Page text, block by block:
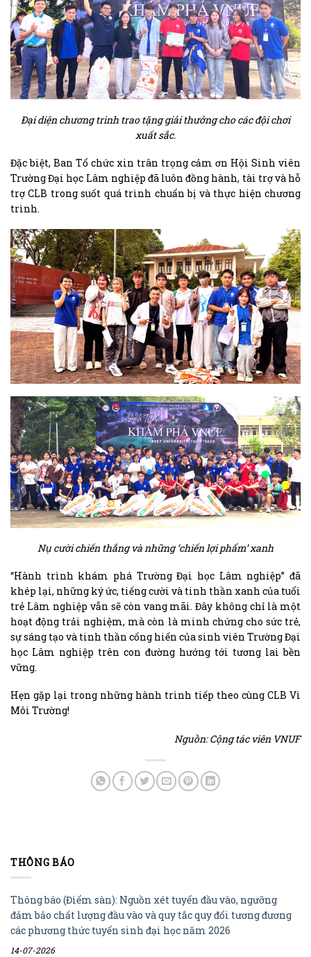
Đại diện chương trình trao tặng giải thưởng cho các đội chơi
xuất sắc.
Đặc biệt, Ban Tổ chức xin trân trọng cảm ơn Hội Sinh viên
Trường Đại học Lâm nghiệp đã luôn đồng hành, tài trợ và hỗ
trợ CLB trong suốt quá trình chuẩn bị và thực hiện chương
trình.
Nụ cười chiến thắng và những ‘chiến lợi phẩm’ xanh
“Hành trình khám phá Trường Đại học Lâm nghiệp” đã
khép lại, những ký ức, tiếng cười và tinh thần xanh của tuổi
trẻ Lâm nghiệp vẫn sẽ còn vang mãi. Đây không chỉ là một
hoạt động trải nghiệm, mà còn là minh chứng cho sức trẻ,
sự sáng tạo và tinh thần cống hiến của sinh viên Trường Đại
học Lâm nghiệp trên con đường hướng tới tương lai bền
vững.
Hẹn gặp lại trong những hành trình tiếp theo cùng CLB Vì
Môi Trường!
Nguồn: Cộng tác viên VNUF
THÔNG BÁO
Thông báo (Điểm sàn): Nguồn xét tuyển đầu vào, ngưỡng
đảm bảo chất lượng đầu vào và quy tắc quy đổi tương đương
các phương thức tuyển sinh đại học năm 2026
14-07-2026